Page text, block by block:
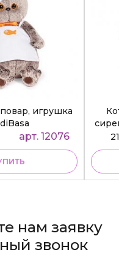
игрушка
арт. 12076
нам заявку
звонок